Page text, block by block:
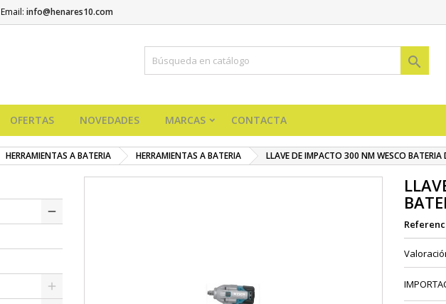
Email: info@henares10.com

OFERTAS NOVEDADES MARCAS CONTACTA
HERRAMIENTAS A BATERIA HERRAMIENTAS A BATERIA LLAVE DE IMPACTO 300 NM WESCO BATERIA